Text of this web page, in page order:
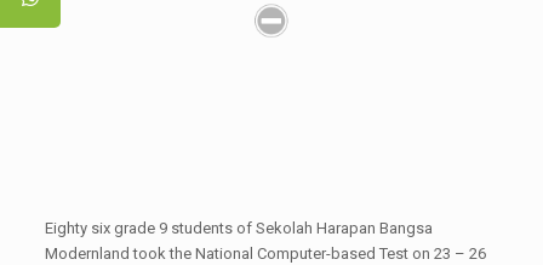
Eighty six grade 9 students of Sekolah Harapan Bangsa
Modernland took the National Computer-based Test on 23 – 26